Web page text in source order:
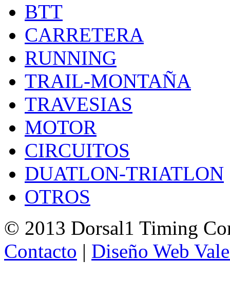
BTT
CARRETERA
RUNNING
TRAIL-MONTAÑA
TRAVESIAS
MOTOR
CIRCUITOS
DUATLON-TRIATLON
OTROS
© 2013 Dorsal1 Timing
Contacto | Diseño Web